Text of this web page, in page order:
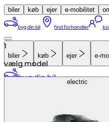
biler køb ejer e-mobilitet
byg din bil find forhandler
biler køb ejer e-
byg din bil
1
vælg model
electric